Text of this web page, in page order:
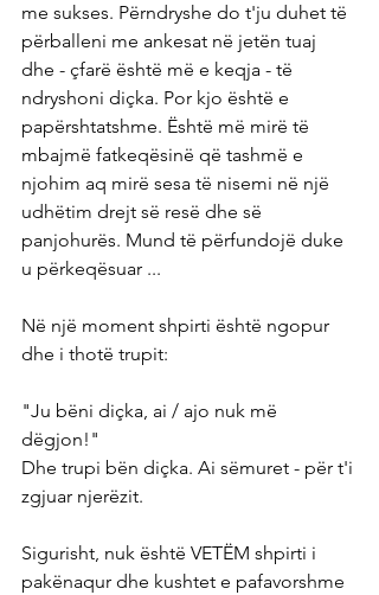
me sukses. Përndryshe do t'ju duhet të
përballeni me ankesat në jetën tuaj
dhe - çfarë është më e keqja - të
ndryshoni diçka. Por kjo është e
papërshtatshme. Është më mirë të
mbajmë fatkeqësinë që tashmë e
njohim aq mirë sesa të nisemi në një
udhëtim drejt së resë dhe së
panjohurës. Mund të përfundojë duke
u përkeqësuar ...
Në një moment shpirti është ngopur
dhe i thotë trupit:
"Ju bëni diçka, ai / ajo nuk më
dëgjon!"
Dhe trupi bën diçka. Ai sëmuret - për t'i
zgjuar njerëzit.
Sigurisht, nuk është VETËM shpirti i
pakënaqur dhe kushtet e pafavorshme